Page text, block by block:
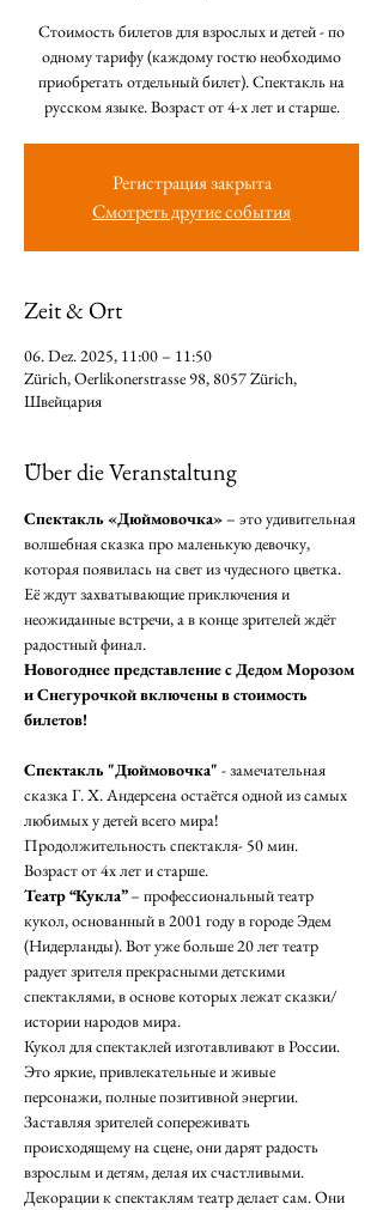
Стоимость билетов для взрослых и детей - по
одному тарифу (каждому гостю необходимо
приобретать отдельный билет). Спектакль на
русском языке. Возраст от 4-х лет и старше.
Регистрация закрыта
Смотреть другие события
Zeit & Ort
06. Dez. 2025, 11:00 – 11:50
Zürich, Oerlikonerstrasse 98, 8057 Zürich,
Швейцария
Über die Veranstaltung
Спектакль «Дюймовочка» – это удивительная
волшебная сказка про маленькую девочку,
которая появилась на свет из чудесного цветка.
Её ждут захватывающие приключения и
неожиданные встречи, а в конце зрителей ждёт
радостный финал.
Новогоднее представление с Дедом Морозом
и Снегурочкой включены в стоимость
билетов!
Спектакль "Дюймовочка" - замечательная
сказка Г. Х. Андерсена остаётся одной из самых
любимых у детей всего мира!
Продолжительность спектакля- 50 мин.
Возраст от 4х лет и старше.
Театр “Кукла” – профессиональный театр
кукол, основанный в 2001 году в городе Эдем
(Нидерланды). Вот уже больше 20 лет театр
радует зрителя прекрасными детскими
спектаклями, в основе которых лежат сказки/
истории народов мира.
Кукол для спектаклей изготавливают в России.
Это яркие, привлекательные и живые
персонажи, полные позитивной энергии.
Заставляя зрителей сопереживать
происходящему на сцене, они дарят радость
взрослым и детям, делая их счастливыми.
Декорации к спектаклям театр делает сам. Они